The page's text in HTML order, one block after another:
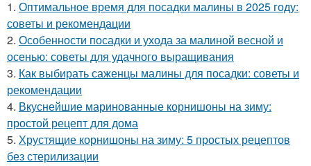
1. Оптимальное время для посадки малины в 2025 году:
советы и рекомендации
2. Особенности посадки и ухода за малиной весной и
осенью: советы для удачного выращивания
3. Как выбирать саженцы малины для посадки: советы и
рекомендации
4. Вкуснейшие маринованные корнишоны на зиму:
простой рецепт для дома
5. Хрустящие корнишоны на зиму: 5 простых рецептов
без стерилизации